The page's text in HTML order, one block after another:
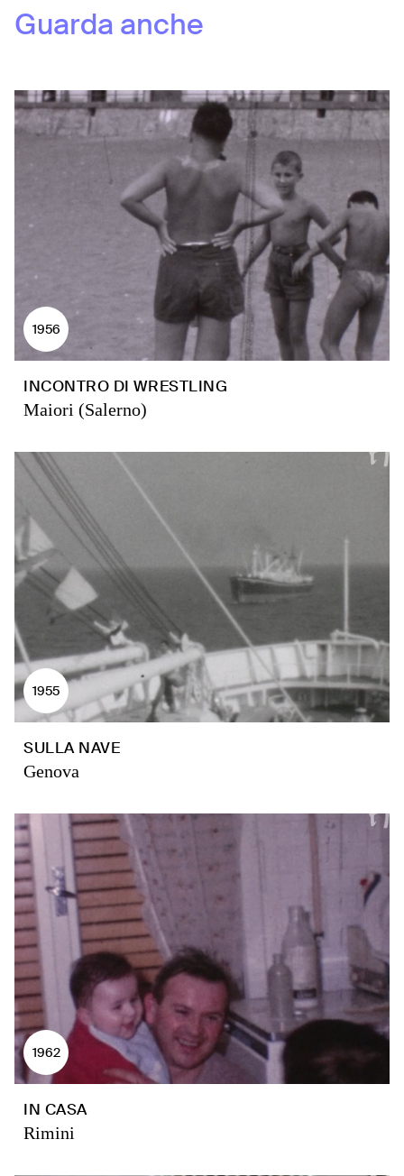
Guarda anche
1956
INCONTRO DI WRESTLING
Maiori (Salerno)
1955
SULLA NAVE
Genova
1962
IN CASA
Rimini